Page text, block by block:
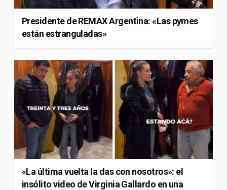
Presidente de REMAX Argentina: «Las pymes
están estranguladas»
«La última vuelta la das con nosotros»: el
insólito video de Virginia Gallardo en una